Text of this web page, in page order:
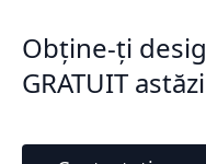
Obține-ți
GRATUIT